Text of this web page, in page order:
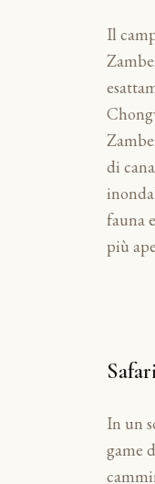
Il
di
fauna
più
In un
game